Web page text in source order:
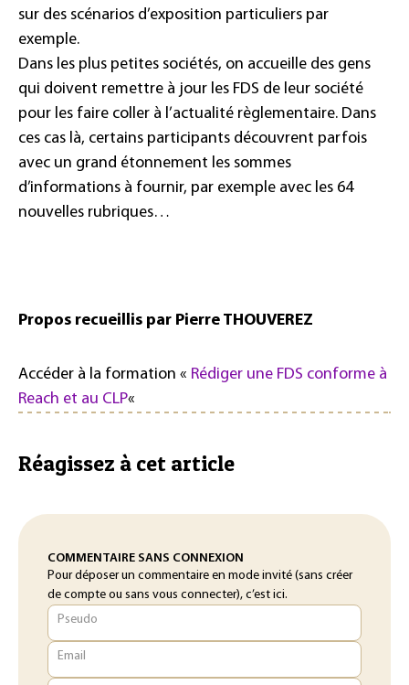
sur des scénarios d’exposition particuliers par
exemple.
Dans les plus petites sociétés, on accueille des gens
qui doivent remettre à jour les FDS de leur société
pour les faire coller à l’actualité règlementaire. Dans
ces cas là, certains participants découvrent parfois
avec un grand étonnement les sommes
d’informations à fournir, par exemple avec les 64
nouvelles rubriques…
Propos recueillis par Pierre THOUVEREZ
Accéder à la formation « Rédiger une FDS conforme à
Reach et au CLP«
Réagissez à cet article
COMMENTAIRE SANS CONNEXION
Pour déposer un commentaire en mode invité (sans créer
de compte ou sans vous connecter), c’est ici.
Pseudo
Email